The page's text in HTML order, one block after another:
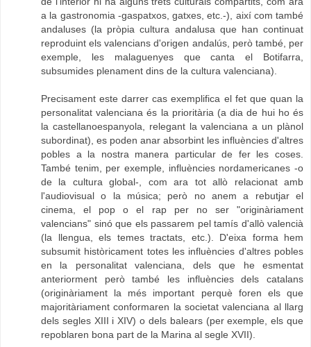
a la gastronomia -gaspatxos, gatxes, etc.-), així com també
andaluses (la pròpia cultura andalusa que han continuat
reproduint els valencians d'origen andalús, però també, per
exemple, les malaguenyes que canta el Botifarra,
subsumides plenament dins de la cultura valenciana).
Precisament este darrer cas exemplifica el fet que quan la
personalitat valenciana és la prioritària (a dia de hui ho és
la castellanoespanyola, relegant la valenciana a un plànol
subordinat), es poden anar absorbint les influències d'altres
pobles a la nostra manera particular de fer les coses.
També tenim, per exemple, influències nordamericanes -o
de la cultura global-, com ara tot allò relacionat amb
l'audiovisual o la música; però no anem a rebutjar el
cinema, el pop o el rap per no ser "originàriament
valencians" sinó que els passarem pel tamís d'allò valencià
(la llengua, els temes tractats, etc.). D'eixa forma hem
subsumit històricament totes les influències d'altres pobles
en la personalitat valenciana, dels que he esmentat
anteriorment però també les influències dels catalans
(originàriament la més important perquè foren els que
majoritàriament conformaren la societat valenciana al llarg
dels segles XIII i XIV) o dels balears (per exemple, els que
repoblaren bona part de la Marina al segle XVII).